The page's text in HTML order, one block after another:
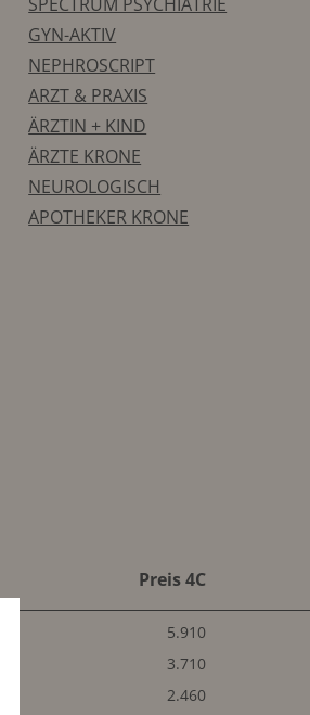
GYN-AKTIV
NEPHROSCRIPT
ARZT & PRAXIS
ÄRZTIN + KIND
ÄRZTE KRONE
NEUROLOGISCH
APOTHEKER KRONE
Preis 4C
5.910
3.710
2.460